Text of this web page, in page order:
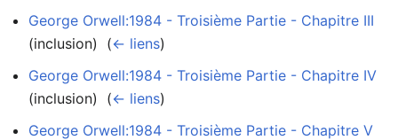
George Orwell:1984 - Troisième Partie - Chapitre III
(inclusion) ‎ (← liens)
George Orwell:1984 - Troisième Partie - Chapitre IV
(inclusion) ‎ (← liens)
George Orwell:1984 - Troisième Partie - Chapitre V